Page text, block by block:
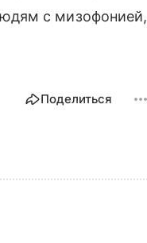
с мизофонией,
Поделиться